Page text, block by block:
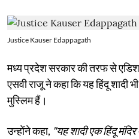
Justice Kauser Edappagath
मध्य प्रदेश सरकार की तरफ से
एसवी राजू ने कहा कि यह हिंदू शादी
मुस्लिम हैं।
उन्होंने कहा, "यह शादी एक हिंदू